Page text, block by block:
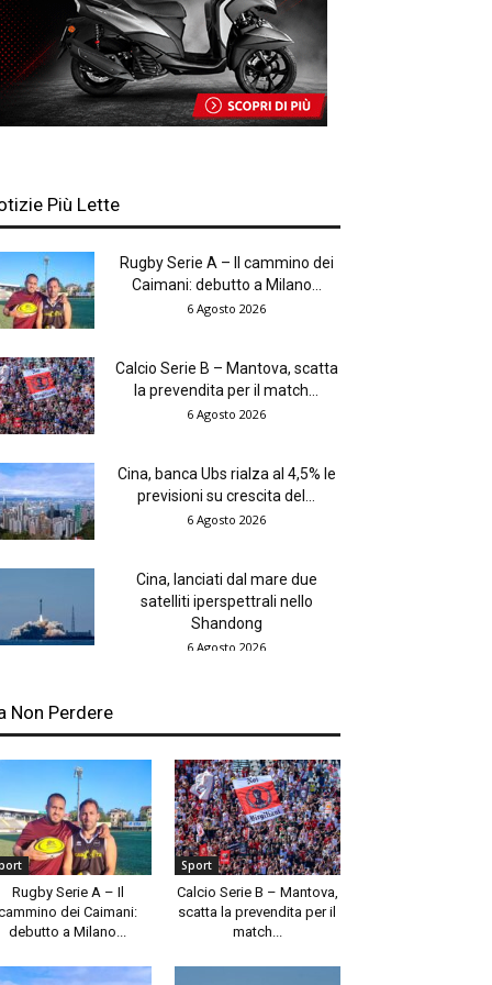
Più Lette
Rugby Serie A – Il cammino dei
Caimani: debutto a Milano...
6 Agosto 2026
Calcio Serie B – Mantova, scatta
la prevendita per il match...
6 Agosto 2026
Cina, banca Ubs rialza al 4,5% le
previsioni su crescita del...
6 Agosto 2026
Cina, lanciati dal mare due
satelliti iperspettrali nello
Shandong
6 Agosto 2026
Non Perdere
Rugby Serie A – Il
dei Caimani:
debutto a Milano...
Sport
Calcio Serie B – Mantova,
scatta la prevendita per il
match...